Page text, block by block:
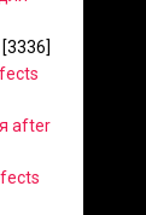
[3336]
after